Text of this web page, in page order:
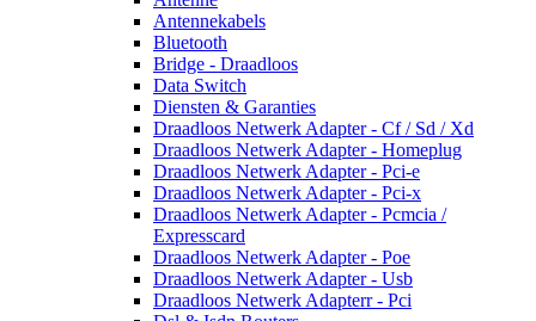
Antennekabels
Bluetooth
Bridge - Draadloos
Data Switch
Diensten & Garanties
Draadloos Netwerk Adapter - Cf / Sd / Xd
Draadloos Netwerk Adapter - Homeplug
Draadloos Netwerk Adapter - Pci-e
Draadloos Netwerk Adapter - Pci-x
Draadloos Netwerk Adapter - Pcmcia /
Expresscard
Draadloos Netwerk Adapter - Poe
Draadloos Netwerk Adapter - Usb
Draadloos Netwerk Adapterr - Pci